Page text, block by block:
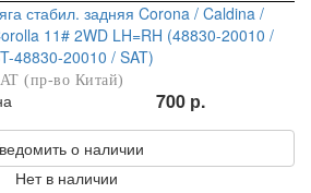
стабил. задняя Corona / Caldina /
11# 2WD LH=RH (48830-20010 /
48830-20010 / SAT)
(пр-во Китай)
700 р.
о наличии
Нет в наличии